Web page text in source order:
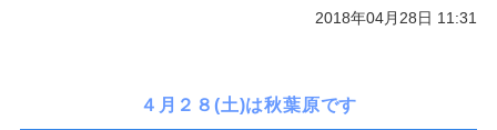
2018年04月28日 11:31
４月２８(土)は秋葉原です